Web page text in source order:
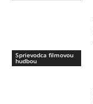
Sprievodca filmovou
hudbou